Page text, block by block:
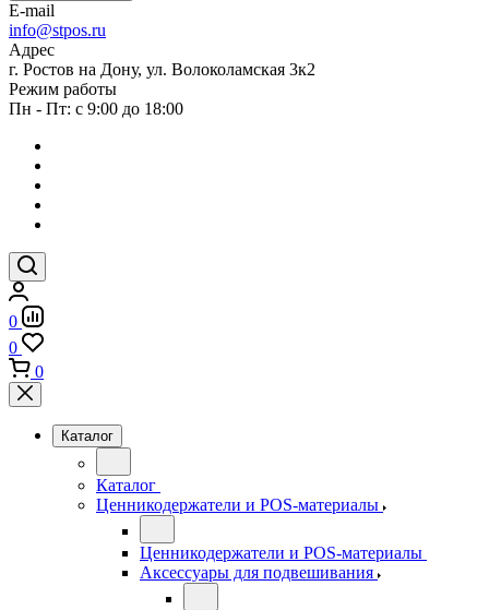
E-mail
info@stpos.ru
Адрес
г. Ростов на Дону, ул. Волоколамская 3к2
Режим работы
Пн - Пт: с 9:00 до 18:00
0
0
0
Каталог
Каталог
Ценникодержатели и POS-материалы
Ценникодержатели и POS-материалы
Аксессуары для подвешивания